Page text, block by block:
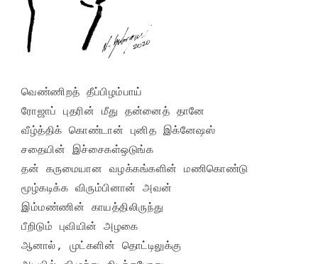
வெண்ணிறத் தீப்பிழம்பாய்
ரோஜாப் புதரின் மீது தன்னைத் தானே
வீழ்த்திக் கொண்டான் புனித இக்னேஷஸ்
சதையின் இச்சைகள்ஒடுங்க
தன் கருமையான வழக்கங்களின் மணிகொண்டு
மூழ்கடிக்க விரும்பினான் அவன்
இம்மண்ணின் காயத்திலிருந்து
பீறிடும் புவியின் அழகை
ஆனால், முட்களின் தொட்டிலுக்கு